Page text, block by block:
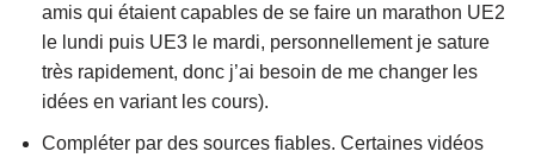
amis qui étaient capables de se faire un marathon UE2
le lundi puis UE3 le mardi, personnellement je sature
très rapidement, donc j’ai besoin de me changer les
idées en variant les cours).
Compléter par des sources fiables. Certaines vidéos